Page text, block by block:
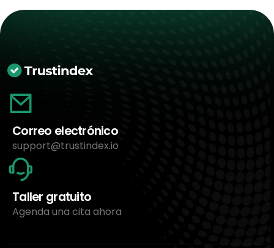
Correo electrónico
support@trustindex.io
Taller gratuito
Agenda una cita ahora